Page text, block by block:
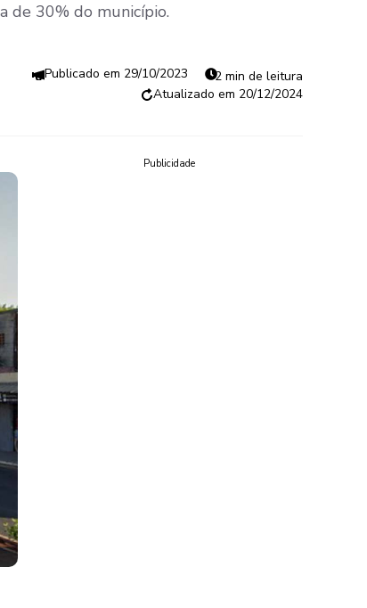
de 30% do município.
29/10/2023
2 min de leitura
20/12/2024
Publicidade